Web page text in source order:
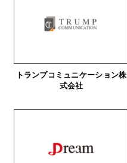
トランプコミュニケーション株
式会社